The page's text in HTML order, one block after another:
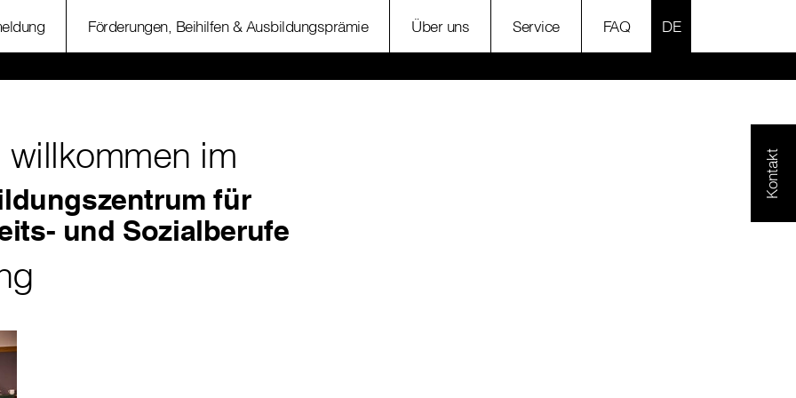
Förderungen, Beihilfen & Ausbildungsprämie Über uns Service FAQ SPRACHE
Kontakt
im
für
und Sozialberufe